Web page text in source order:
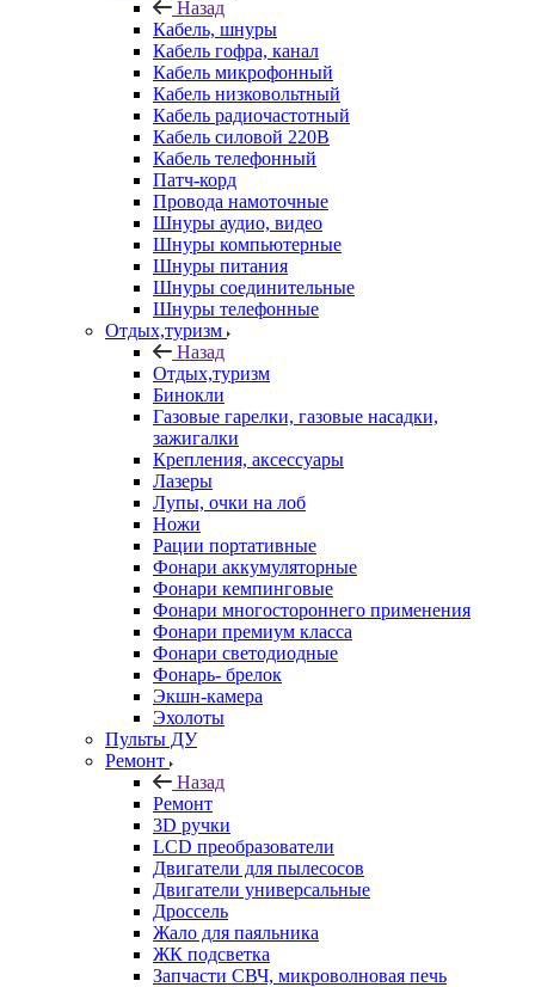
Назад
Кабель, шнуры
Кабель гофра, канал
Кабель микрофонный
Кабель низковольтный
Кабель радиочастотный
Кабель силовой 220В
Кабель телефонный
Патч-корд
Провода намоточные
Шнуры аудио, видео
Шнуры компьютерные
Шнуры питания
Шнуры соединительные
Шнуры телефонные
Отдых,туризм
Назад
Отдых,туризм
Бинокли
Газовые гарелки, газовые насадки,
зажигалки
Крепления, аксессуары
Лазеры
Лупы, очки на лоб
Ножи
Рации портативные
Фонари аккумуляторные
Фонари кемпинговые
Фонари многостороннего применения
Фонари премиум класса
Фонари светодиодные
Фонарь- брелок
Экшн-камера
Эхолоты
Пульты ДУ
Ремонт
Назад
Ремонт
3D ручки
LCD преобразователи
Двигатели для пылесосов
Двигатели универсальные
Дроссель
Жало для паяльника
ЖК подсветка
Запчасти СВЧ, микроволновая печь